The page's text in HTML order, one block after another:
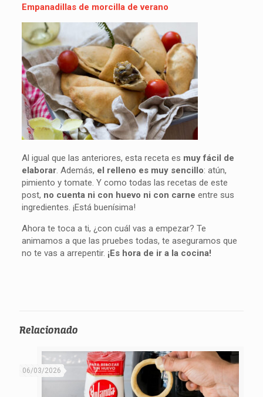
Empanadillas de morcilla de verano
Al igual que las anteriores, esta receta es muy fácil de
elaborar. Además, el relleno es muy sencillo: atún,
pimiento y tomate. Y como todas las recetas de este
post, no cuenta ni con huevo ni con carne entre sus
ingredientes. ¡Está buenísima!
Ahora te toca a ti, ¿con cuál vas a empezar? Te
animamos a que las pruebes todas, te aseguramos que
no te vas a arrepentir. ¡Es hora de ir a la cocina!
Relacionado
06/03/2026